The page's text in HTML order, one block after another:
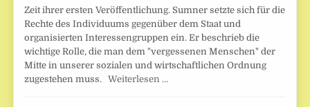
Zeit ihrer ersten Veröffentlichung. Sumner setzte sich für die
Rechte des Individuums gegenüber dem Staat und
organisierten Interessengruppen ein. Er beschrieb die
wichtige Rolle, die man dem "vergessenen Menschen" der
Mitte in unserer sozialen und wirtschaftlichen Ordnung
zugestehen muss.Weiterlesen …